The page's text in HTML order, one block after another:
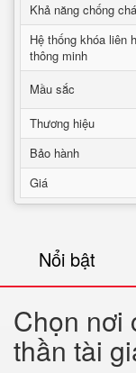
Khả năng chống
Hệ thống khóa liên
thông minh
Mầu sắc
Thương hiệu
Bảo hành
Giá
Nổi bật
Chọn nơi
thần tài